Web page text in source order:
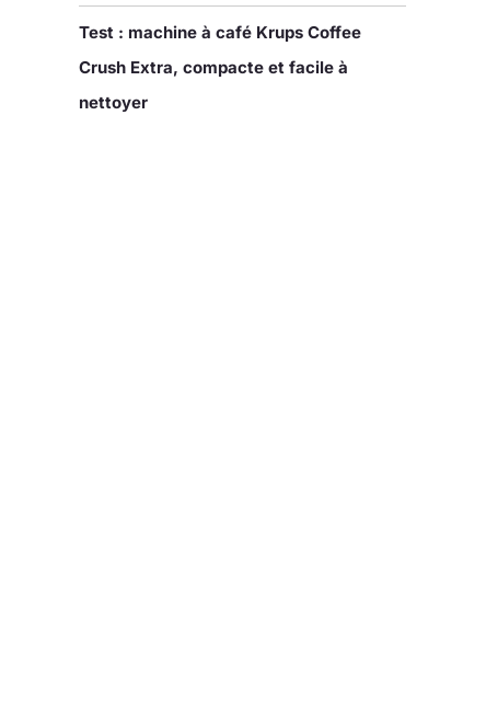
Test : machine à café Krups Coffee
Crush Extra, compacte et facile à
nettoyer